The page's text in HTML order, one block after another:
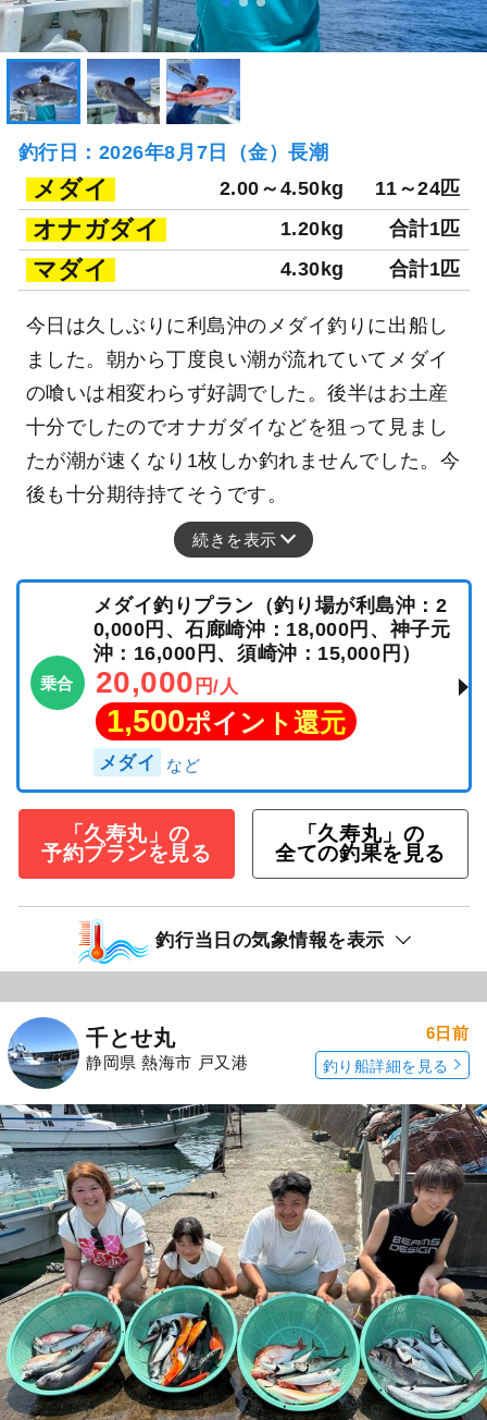
釣行日：2026年8月7日（金）長潮
メダイ 2.00～4.50kg 11～24匹
オナガダイ 1.20kg 合計1匹
マダイ 4.30kg 合計1匹
今日は久しぶりに利島沖のメダイ釣りに出船し
ました。朝から丁度良い潮が流れていてメダイ
の喰いは相変わらず好調でした。後半はお土産
十分でしたのでオナガダイなどを狙って見まし
たが潮が速くなり1枚しか釣れませんでした。今
後も十分期待持てそうです。
続きを表示
乗合
メダイ釣りプラン（釣り場が利島沖：2
0,000円、石廊崎沖：18,000円、神子元
沖：16,000円、須崎沖：15,000円）
20,000 円/人
1,500ポイント還元
メダイ
「久寿丸」の
予約プランを見る
「久寿丸」の
全ての釣果を見る
釣行当日の気象情報を表示
千とせ丸
静岡県 熱海市 戸又港
6日前
釣り船詳細を見る